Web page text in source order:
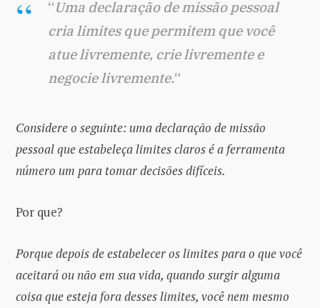
“Uma declaração de missão pessoal
cria limites que permitem que você
atue livremente, crie livremente e
negocie livremente.“
Considere o seguinte: uma declaração de missão
pessoal que estabeleça limites claros é a ferramenta
número um para tomar decisões difíceis.
Por que?
Porque depois de estabelecer os limites para o que você
aceitará ou não em sua vida, quando surgir alguma
coisa que esteja fora desses limites, você nem mesmo